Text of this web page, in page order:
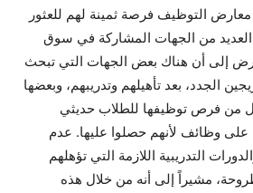
التوظيف فرصة ثمينة لهم للعثور
من الجهات المشاركة في سوق
إلى أن هناك بعض الجهات التي تبحث
الجدد، بعد تأهيلهم وتدريبهم، وبعضها
من فرص توظيفها للطلاب حديثي
على وظائف لأنهم حصلوا عليها. عدم
التدريبية اللازمة التي تؤهلهم
مشيراً إلى أنه من خلال هذه